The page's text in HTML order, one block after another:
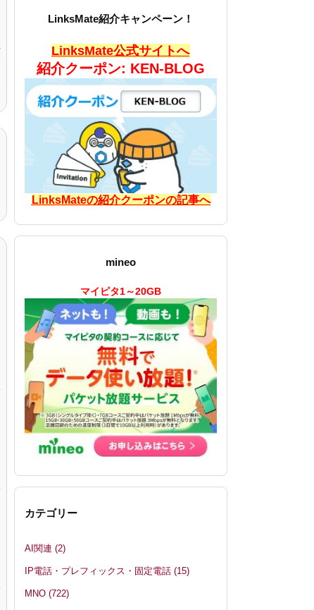
LinksMate紹介キャンペーン！
LinksMate公式サイトへ
紹介クーポン: KEN-BLOG
LinksMateの紹介クーポンの記事へ
mineo
マイピタ1～20GB
カテゴリー
AI関連 (2)
IP電話・プレフィックス・固定電話 (15)
MNO (722)